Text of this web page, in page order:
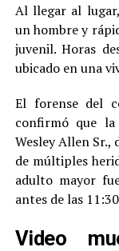
Al llegar al
un hombre y
juvenil. Horas
ubicado en una
El forense del
confirmó que
Wesley Allen Sr.,
de múltiples
adulto mayor
antes de las
Video